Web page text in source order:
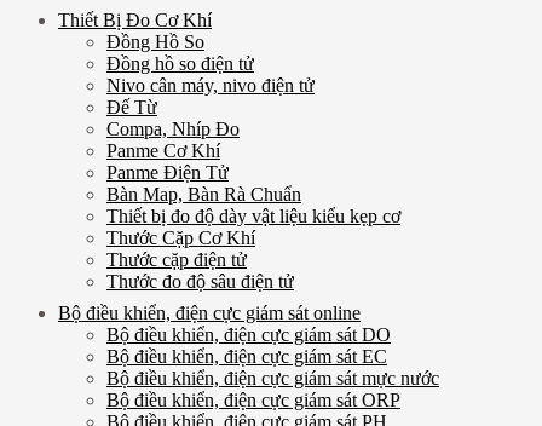
Thiết Bị Đo Cơ Khí
Đồng Hồ So
Đồng hồ so điện tử
Nivo cân máy, nivo điện tử
Đế Từ
Compa, Nhíp Đo
Panme Cơ Khí
Panme Điện Tử
Bàn Map, Bàn Rà Chuẩn
Thiết bị đo độ dày vật liệu kiểu kẹp cơ
Thước Cặp Cơ Khí
Thước cặp điện tử
Thước đo độ sâu điện tử
Bộ điều khiển, điện cực giám sát online
Bộ điều khiển, điện cực giám sát DO
Bộ điều khiển, điện cực giám sát EC
Bộ điều khiển, điện cực giám sát mực nước
Bộ điều khiển, điện cực giám sát ORP
Bộ điều khiển, điện cực giám sát PH